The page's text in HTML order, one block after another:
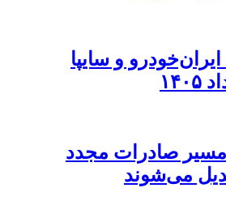
و سایپا
مسیر صادرات مجدد
می‌شوند